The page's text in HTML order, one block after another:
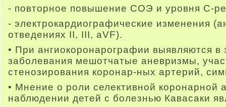
- повторное повышение СОЭ и уровня С-
- электрокардиографические изменения
отведениях II, III, aVF).
• При ангиокоронарографии выявляются в
заболевания мешотчатые аневризмы,
стенозирования коронар-ных артерий,
• Мнение о роли селективной коронарной
наблюдении детей с болезнью Кавасаки